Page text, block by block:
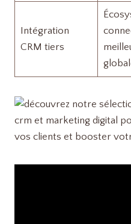
Intégration
CRM tiers